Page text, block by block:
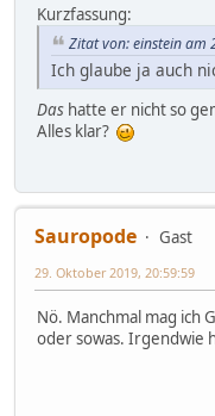
Kurzfassung:
Zitat von: einstein am
Ich glaube ja auch
Das hatte er nicht so
Alles klar?
Sauropode
Gast
29. Oktober 2019, 20:59:59
Nö. Manchmal mag ich
oder sowas. Irgendwie